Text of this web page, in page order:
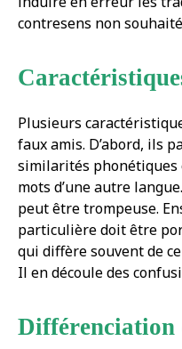
contresens non
Plusieurs
faux amis. D’abord, ils
similarités phonétiques
mots d’une autre
peut être trompeuse.
particulière doit être
qui diffère souvent de
Il en découle des
Différenciation